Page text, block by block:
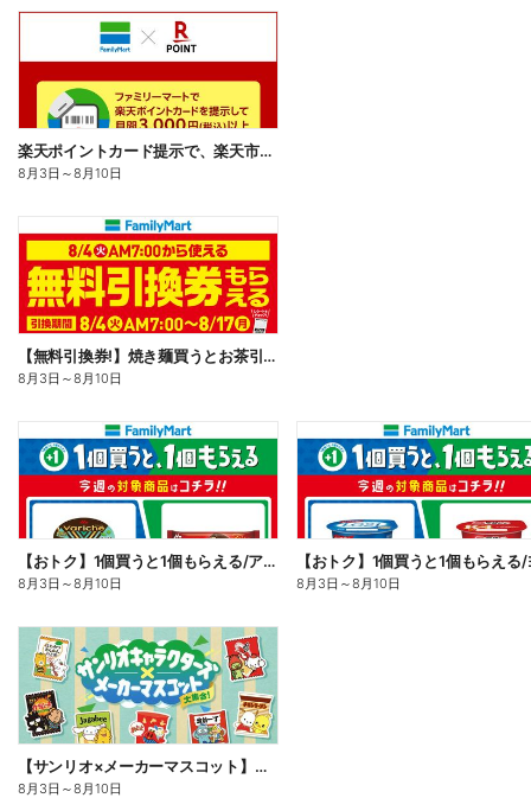
楽天ポイントカード提示で、楽天市場でのお買い物がおトクに!
8月3日 ～8月10日
【無料引換券!】焼き麺買うとお茶引換券貰える!
8月3日 ～8月10日
【おトク】1個買うと1個もらえる/アイス
8月3日 ～8月10日 8月3日 ～8月10日
【サンリオ×メーカーマスコット】オリジナルグッズ貰える!
8月3日 ～8月10日